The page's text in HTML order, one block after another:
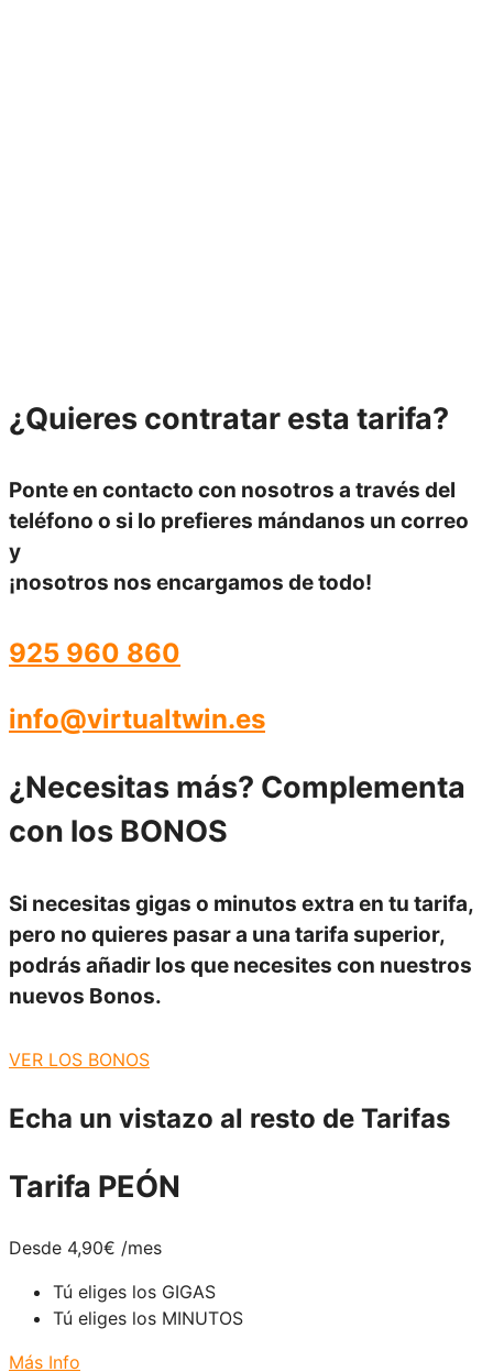
¿Quieres contratar esta tarifa?
Ponte en contacto con nosotros a través del
teléfono o si lo prefieres mándanos un correo
y
¡nosotros nos encargamos de todo!
925 960 860
info@virtualtwin.es
¿Necesitas más? Complementa
con los BONOS
Si necesitas gigas o minutos extra en tu tarifa,
pero no quieres pasar a una tarifa superior,
podrás añadir los que necesites con nuestros
nuevos Bonos.
VER LOS BONOS
Echa un vistazo al resto de Tarifas
Tarifa PEÓN
Desde 4,90€ /mes
Tú eliges los GIGAS
Tú eliges los MINUTOS
Más Info